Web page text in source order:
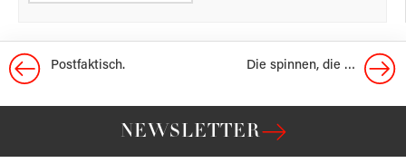
Postfaktisch. Die spinnen, die …
NEWSLETTER